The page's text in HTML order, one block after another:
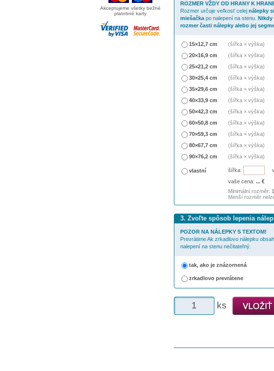
Akceptujeme všetky bežné
platobné karty
ROZMER VŽDY OD HRANY K
Rozmer určuje veľkosť celej nálepky
miešačka po nalepení na stenu. Nikdy
rozmer časti nálepky alebo jej
15×12,7 cm (šířka × výška)
20×16,9 cm
(šířka × výška)
25×21,2 cm
(šířka × výška)
30×25,4 cm
(šířka × výška)
35×29,6 cm
(šířka × výška)
40×33,9 cm
(šířka × výška)
50×42,3 cm
(šířka × výška)
60×50,8 cm
(šířka × výška)
70×59,3 cm
(šířka × výška)
80×67,7 cm
(šířka × výška)
90×76,2 cm
(šířka × výška)
vlastní šířka:
vaše cena: ... €
Minimální rozměr:
Menší rozměr
3. Zvoľte spôsob lepenia
POZOR NA NÁLEPKY S TEXTOM!
Prevrátime Ak zrkadlovo nálepku
nalepení na stenu nečitateľný.
tak, ako je znázornená
zrkadlovo prevrátene
ks